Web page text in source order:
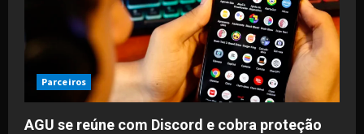
Parceiros
AGU se reúne com Discord e cobra proteção